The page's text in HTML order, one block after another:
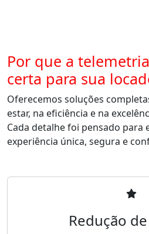
Por que a
certa para sua
Oferecemos soluções
estar, na eficiência e na
Cada detalhe foi pensado para
experiência única, segura e
Redução